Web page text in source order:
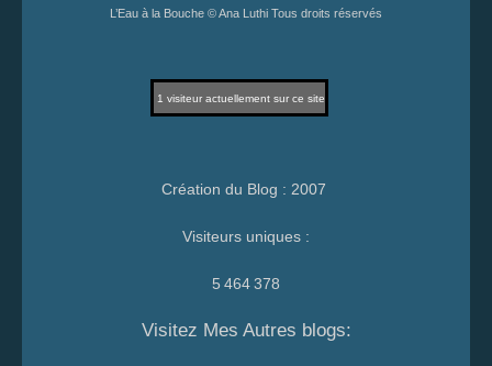
L’Eau à la Bouche © Ana Luthi Tous droits réservés
1 visiteur actuellement sur ce site
Création du Blog : 2007
Visiteurs uniques :
5 464 378
Visitez Mes Autres blogs: